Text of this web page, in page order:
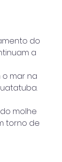
do
a
mar na
molhe
torno de